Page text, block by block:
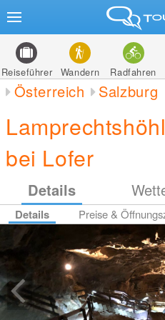
Reiseführer Wandern Radfahren
Österreich Salzburg
bei Lofer
Details
Details Preise &